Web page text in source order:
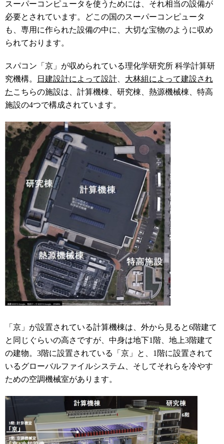
スーパーコンピュータを使うためには、それ相当の設備が
必要とされています。どこの国のスーパーコンピュータ
も、専用に作られた設備の中に、大切な宝物のように収め
られております。
スパコン「京」が収められている理化学研究所 科学計算研
究機構。
日建設計によって設計
大林組によって建設され
た こちらの施設は、計算機棟、研究棟、熱源機械棟、特高
施設の4つで構成されています。
「京」が設置されている計算機棟は、外から見ると6階建て
と同じぐらいの高さですが、中身は地下1階、地上3階建て
の建物。 3階に設置されている「京」と、1階に設置されて
いるグローバルファイルシステム、そしてそれらを冷やす
ための空調機械室があります。